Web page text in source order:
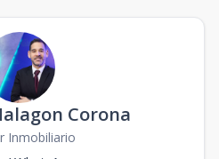
Corona
Inmobiliario